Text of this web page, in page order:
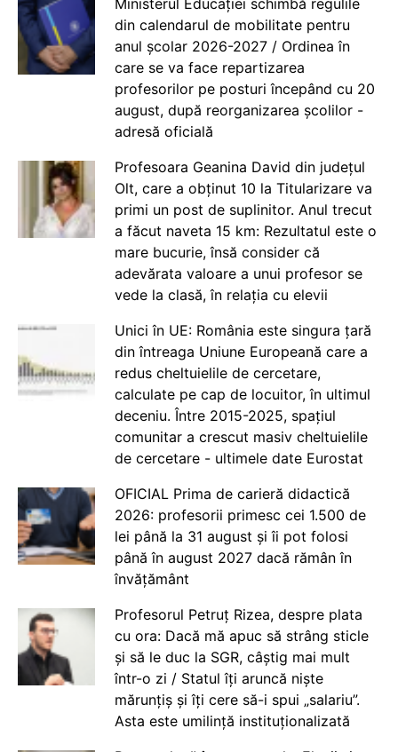
Ministerul Educației schimbă regulile
din calendarul de mobilitate pentru
anul școlar 2026-2027 / Ordinea în
care se va face repartizarea
profesorilor pe posturi începând cu 20
august, după reorganizarea școlilor -
adresă oficială
Profesoara Geanina David din județul
Olt, care a obținut 10 la Titularizare va
primi un post de suplinitor. Anul trecut
a făcut naveta 15 km: Rezultatul este o
mare bucurie, însă consider că
adevărata valoare a unui profesor se
vede la clasă, în relația cu elevii
Unici în UE: România este singura țară
din întreaga Uniune Europeană care a
redus cheltuielile de cercetare,
calculate pe cap de locuitor, în ultimul
deceniu. Între 2015-2025, spațiul
comunitar a crescut masiv cheltuielile
de cercetare - ultimele date Eurostat
OFICIAL Prima de carieră didactică
2026: profesorii primesc cei 1.500 de
lei până la 31 august și îi pot folosi
până în august 2027 dacă rămân în
învățământ
Profesorul Petruț Rizea, despre plata
cu ora: Dacă mă apuc să strâng sticle
și să le duc la SGR, câștig mai mult
într-o zi / Statul îți aruncă niște
mărunțiș și îți cere să-i spui „salariu”.
Asta este umilință instituționalizată